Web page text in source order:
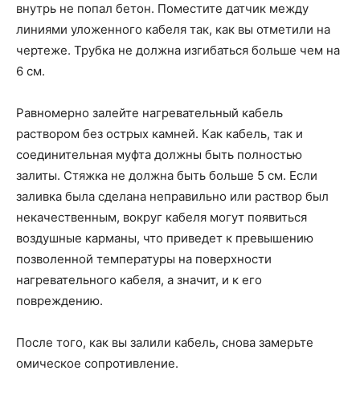
внутрь не попал бетон. Поместите датчик между
линиями уложенного кабеля так, как вы отметили на
чертеже. Трубка не должна изгибаться больше чем на
6 см.
Равномерно залейте нагревательный кабель
раствором без острых камней. Как кабель, так и
соединительная муфта должны быть полностью
залиты. Стяжка не должна быть больше 5 см. Если
заливка была сделана неправильно или раствор был
некачественным, вокруг кабеля могут появиться
воздушные карманы, что приведет к превышению
позволенной температуры на поверхности
нагревательного кабеля, а значит, и к его
повреждению.
После того, как вы залили кабель, снова замерьте
омическое сопротивление.